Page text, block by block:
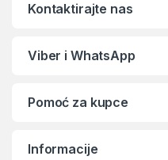
Kontaktirajte nas
Viber i WhatsApp
Pomoć za kupce
Informacije